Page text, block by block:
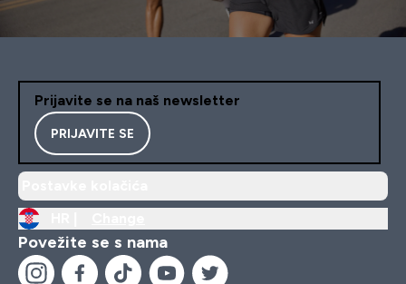
Prijavite se na naš newsletter
PRIJAVITE SE
Povežite se s nama